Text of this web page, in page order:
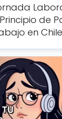
de
en